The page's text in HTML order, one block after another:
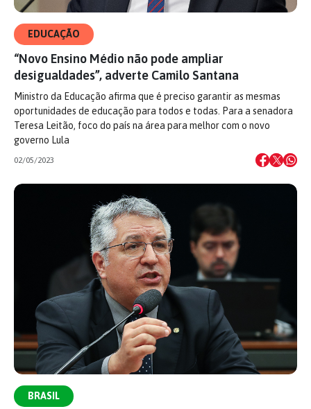
EDUCAÇÃO
“Novo Ensino Médio não pode ampliar
desigualdades”, adverte Camilo Santana
Ministro da Educação afirma que é preciso garantir as mesmas
oportunidades de educação para todos e todas. Para a senadora
Teresa Leitão, foco do país na área para melhor com o novo
governo Lula
02/05/2023
BRASIL